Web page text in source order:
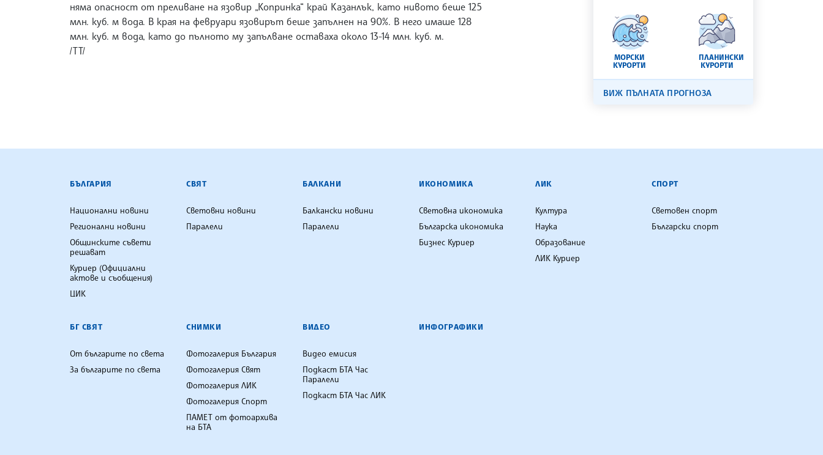
няма опасност от преливане на язовир „Копринка“ край Казанлък, като нивото беше 125
млн. куб. м вода. В края на февруари язовирът беше запълнен на 90%. В него имаше 128
млн. куб. м вода, като до пълното му запълване оставаха около 13-14 млн. куб. м.
/ТТ/
МОРСКИ
КУРОРТИ
ПЛАНИНСКИ
КУРОРТИ
ВИЖ ПЪЛНАТА ПРОГНОЗА
БЪЛГАРСКА ТЕЛЕГРАФНА АГЕНЦИЯ
БЪЛГАРИЯ
Национални новини
Регионални новини
Общинските съвети
решават
Куриер (Официални
актове и съобщения)
ЦИК
СВЯТ
Световни новини
Паралели
БАЛКАНИ
Балкански новини
Паралели
ИКОНОМИКА
Световна икономика
Българска икономика
Бизнес Куриер
ЛИК
Култура
Наука
Образование
ЛИК Куриер
СПОРТ
Световен спорт
Български спорт
БГ СВЯТ
От българите по света
За българите по света
СНИМКИ
Фотогалерия България
Фотогалерия Свят
Фотогалерия ЛИК
Фотогалерия Спорт
ПАМЕТ от фотоархива
на БТА
ВИДЕО
Видео емисия
Подкаст БТА Час
Паралели
Подкаст БТА Час ЛИК
ИНФОГРАФИКИ